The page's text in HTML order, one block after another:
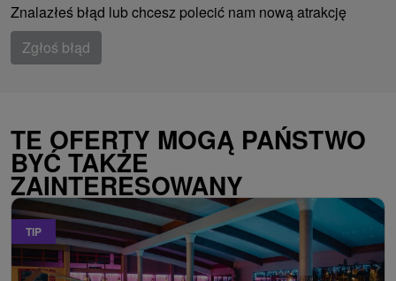
Znalazłeś błąd lub chcesz polecić nam nową atrakcję
Zgłoś błąd
TE OFERTY MOGĄ PAŃSTWO
BYĆ TAKŻE
ZAINTERESOWANY
TIP